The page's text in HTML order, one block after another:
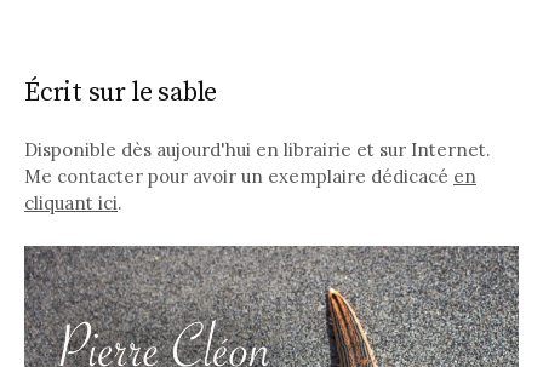
Écrit sur le sable
Disponible dès aujourd'hui en librairie et sur Internet.
Me contacter pour avoir un exemplaire dédicacé en
cliquant ici.